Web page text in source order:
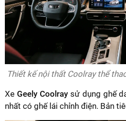
Thiết kế nội thất Coolray thể
Xe Geely Coolraysử dụng ghế
nhất có ghế lái chỉnh điện. Bản